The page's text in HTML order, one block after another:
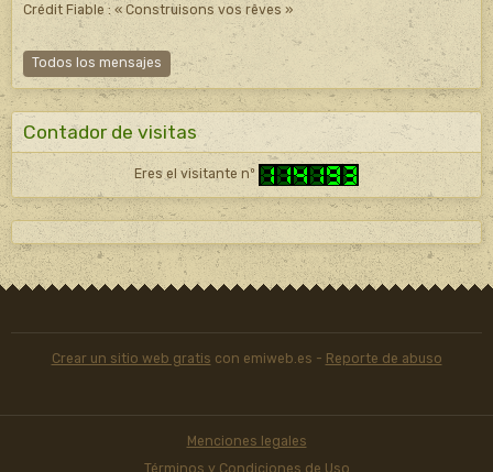
Crédit Fiable : « Construisons vos rêves »
Todos los mensajes
Contador de visitas
Eres el visitante nº
Crear un sitio web gratis con emiweb.es - Reporte de abuso
Menciones legales
Términos y Condiciones de Uso